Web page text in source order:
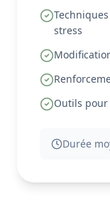
stress
Outils
Durée